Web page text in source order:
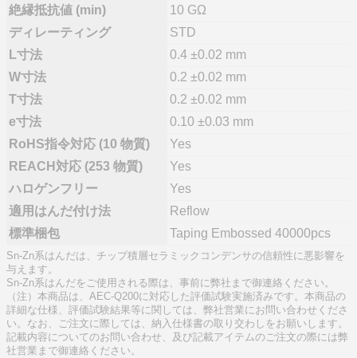
絶縁抵抗値 (min)
10 GΩ
ディレーティング
STD
L寸法
0.4 ±0.02 mm
W寸法
0.2 ±0.02 mm
T寸法
0.2 ±0.02 mm
e寸法
0.10 ±0.03 mm
RoHS指令対応 (10 物質)
Yes
REACH対応 (253 物質)
Yes
ハロゲンフリー
Yes
適用はんだ付け法
Reflow
標準梱包
Taping Embossed 40000pcs
Sn-Zn系はんだは、チップ積層セラミックコンデンサの信頼性に悪影響を
与えます。
Sn-Zn系はんだをご使用される際は、事前に弊社まで御連絡ください。
（注）本商品は、AEC-Q200に対応した評価試験実施済みです。本商品の
詳細な仕様、評価試験結果等に関しては、弊社営業にお問い合わせくださ
い。なお、ご注文に際しては、納入仕様書の取り交わしをお願いします。
記載内容についてのお問い合わせ、及び記載アイテムのご注文の際には弊
社営業まで御連絡ください。